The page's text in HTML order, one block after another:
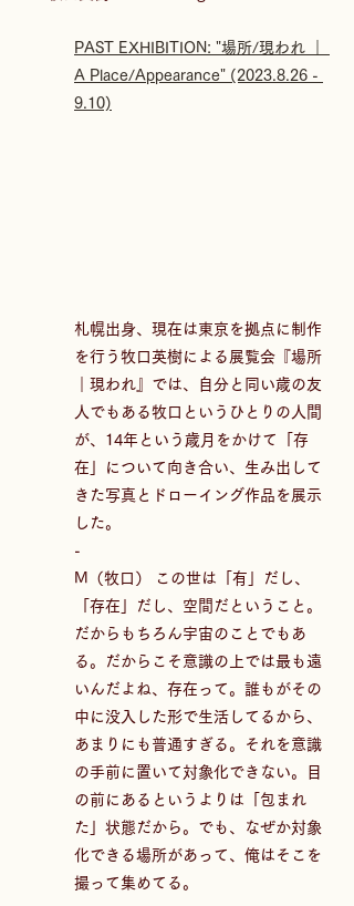
PAST EXHIBITION: "場所/現われ ｜
A Place/Appearance" (2023.8.26 -
9.10)
札幌出身、現在は東京を拠点に制作
を行う牧口英樹による展覧会『場所
｜現われ』では、自分と同い歳の友
人でもある牧口というひとりの人間
が、14年という歳月をかけて「存
在」について向き合い、生み出して
きた写真とドローイング作品を展示
した。
-
M（牧口） この世は「有」だし、
「存在」だし、空間だということ。
だからもちろん宇宙のことでもあ
る。だからこそ意識の上では最も遠
いんだよね、存在って。誰もがその
中に没入した形で生活してるから、
あまりにも普通すぎる。それを意識
の手前に置いて対象化できない。目
の前にあるというよりは「包まれ
た」状態だから。でも、なぜか対象
化できる場所があって、俺はそこを
撮って集めてる。